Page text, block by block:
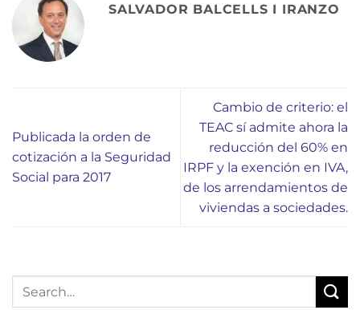
SALVADOR BALCELLS I IRANZO
Publicada la orden de
cotización a la Seguridad
Social para 2017
Cambio de criterio: el
TEAC sí admite ahora la
reducción del 60% en
IRPF y la exención en IVA,
de los arrendamientos de
viviendas a sociedades.